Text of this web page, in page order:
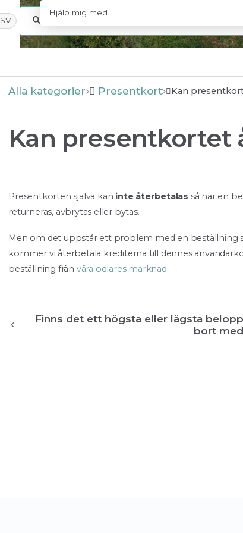
SV
Alla kategorier ​Presentkort Kan
Kan presentkortet
Presentkorten själva kan inte återbetalas så när en
returneras, avbrytas eller bytas.
Men om det uppstår ett problem med en
kommer vi återbetala krediterna till dennes
beställning från våra odlares marknad.
Finns det ett högsta eller lägsta
bort